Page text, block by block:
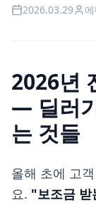
2026.03.29
2026년
— 딜러
는 것들
올해 초에 고
요. "보조금 받